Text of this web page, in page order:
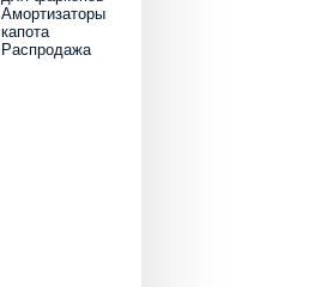
Амортизаторы
капота
Распродажа